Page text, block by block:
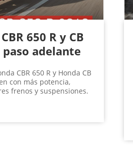
650 R y CB
paso adelante
CBR 650 R y Honda CB
con más potencia,
frenos y suspensiones.